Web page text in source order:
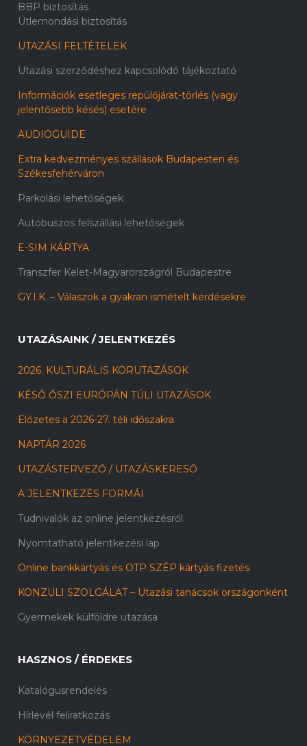
BBP biztosítás
Útlemondási biztosítás
UTAZÁSI FELTÉTELEK
Utazási szerződéshez kapcsolódó tájékoztató
Információk esetleges repülőjárat-törlés (vagy
jelentősebb késés) esetére
AUDIOGUIDE
Extra kedvezményes szállások Budapesten és
Székesfehérváron
Parkolási lehetőségek
Autóbuszos felszállási lehetőségek
E-SIM KÁRTYA
Transzfer Kelet-Magyarországról Budapestre
GY.I.K. – Válaszok a gyakran ismételt kérdésekre
UTAZÁSAINK / JELENTKEZÉS
2026. KULTURÁLIS KÖRUTAZÁSOK
KÉSŐ ŐSZI EURÓPÁN TÚLI UTAZÁSOK
Előzetes a 2026-27. téli időszakra
NAPTÁR 2026
UTAZÁSTERVEZŐ / UTAZÁSKERESŐ
A JELENTKEZÉS FORMÁI
Tudnivalók az online jelentkezésről
Nyomtatható jelentkezési lap
Online bankkártyás és OTP SZÉP kártyás fizetés
KONZULI SZOLGÁLAT – Utazási tanácsok országonként
Gyermekek külföldre utazása
HASZNOS / ÉRDEKES
Katalógusrendelés
Hírlevél feliratkozás
KÖRNYEZETVÉDELEM